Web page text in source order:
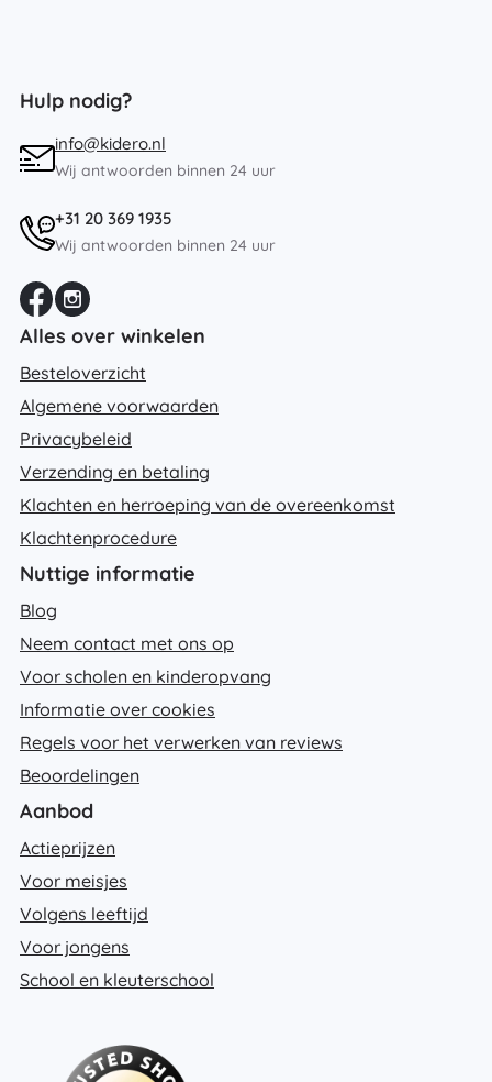
Hulp nodig?
info@kidero.nl
Wij antwoorden binnen 24 uur
+31 20 369 1935
Wij antwoorden binnen 24 uur
Alles over winkelen
Besteloverzicht
Algemene voorwaarden
Privacybeleid
Verzending en betaling
Klachten en herroeping van de overeenkomst
Klachtenprocedure
Nuttige informatie
Blog
Neem contact met ons op
Voor scholen en kinderopvang
Informatie over cookies
Regels voor het verwerken van reviews
Beoordelingen
Aanbod
Actieprijzen
Voor meisjes
Volgens leeftijd
Voor jongens
School en kleuterschool